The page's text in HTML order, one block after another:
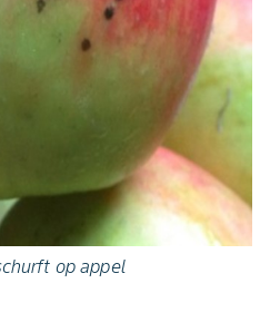
op appel